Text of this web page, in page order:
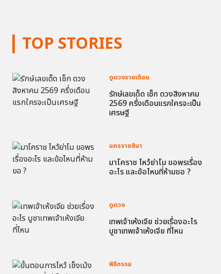
TOP STORIES
ดูดวงรายเดือน
รักษ์เลขเด็ด เช็ก ดวงสิงหาคม
2569 ครึ่งเดือนแรกใครจะเป็น
เศรษฐี
นครราชสีมา
มาโคราช ไหว้ย่าโม ขอพรเรื่อง
อะไร และข้อไหนที่ห้ามขอ ?
ดูดวง
เทพเจ้าเห้งเจีย ช่วยเรื่องอะไร
บูชาเทพเจ้าเห้งเจีย ที่ไหน
พิธีกรรม